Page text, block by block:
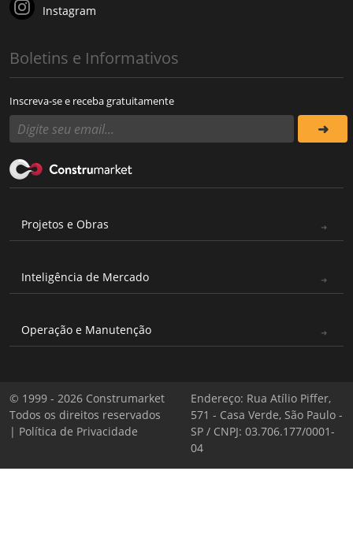
Instagram
Boletins e Informativos
Inscreva-se e receba gratuitamente
Projetos e Obras
Inteligência de Mercado
Operação e Manutenção
© 1999 - 2026 Construmarket
Todos os direitos reservados
| Política de Privacidade
Endereço: Rua Atílio Piffer,
571 - Casa Verde, São Paulo -
SP / CNPJ: 03.706.177/0001-
04